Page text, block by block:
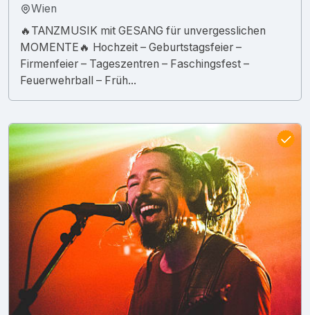
Wien
🔥TANZMUSIK mit GESANG für unvergesslichen
MOMENTE🔥 Hochzeit – Geburtstagsfeier –
Firmenfeier – Tageszentren – Faschingsfest –
Feuerwehrball – Früh...